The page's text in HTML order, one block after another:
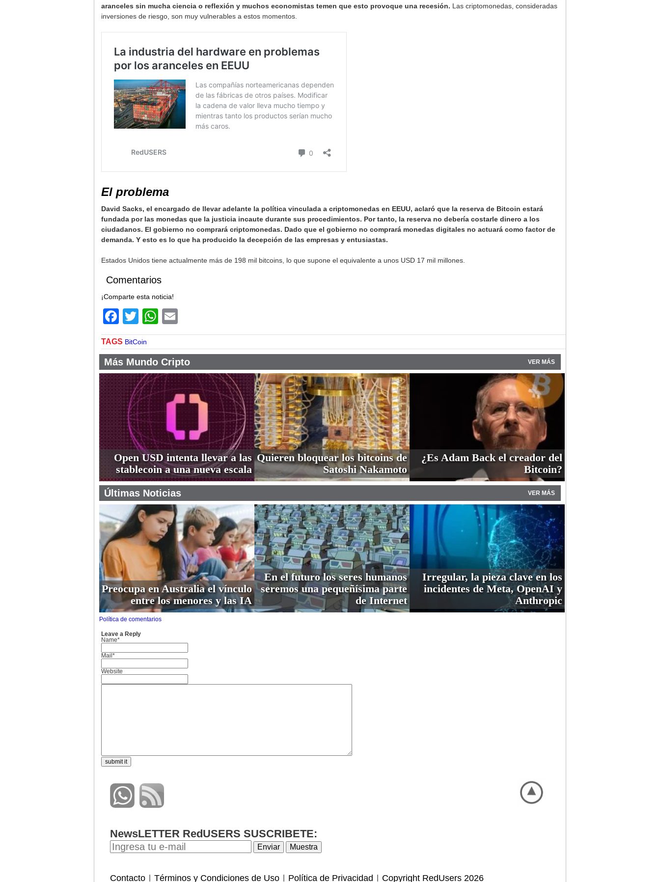
aranceles sin mucha ciencia o reflexión y muchos economistas temen que esto provoque una recesión. Las criptomonedas, consideradas
inversiones de riesgo, son muy vulnerables a estos momentos.
El problema
David Sacks, el encargado de llevar adelante la política vinculada a criptomonedas en EEUU, aclaró que la reserva de Bitcoin estará
fundada por las monedas que la justicia incaute durante sus procedimientos. Por tanto, la reserva no debería costarle dinero a los
ciudadanos. El gobierno no comprará criptomonedas. Dado que el gobierno no comprará monedas digitales no actuará como factor de
demanda. Y esto es lo que ha producido la decepción de las empresas y entusiastas.
Estados Unidos tiene actualmente más de 198 mil bitcoins, lo que supone el equivalente a unos USD 17 mil millones.
Comentarios
¡Comparte esta noticia!
Facebook
TwitterWhatsApp
TAGS BitCoin
Más Mundo Cripto VER MÁS
Open USD intenta llevar a las
stablecoin a una nueva escala
Quieren bloquear los bitcoins de
Satoshi Nakamoto
¿Es Adam Back el creador del
Bitcoin?
Últimas Noticias VER MÁS
Preocupa en Australia el vínculo
entre los menores y las IA
En el futuro los seres humanos
seremos una pequeñísima parte
de Internet
Irregular, la pieza clave en los
incidentes de Meta, OpenAI y
Anthropic
Política de comentarios
Leave a Reply
Name*
Mail*
Website
NewsLETTER RedUSERS SUSCRIBETE:
Contacto Términos y Condiciones de Uso Política de Privacidad Copyright RedUsers 2026